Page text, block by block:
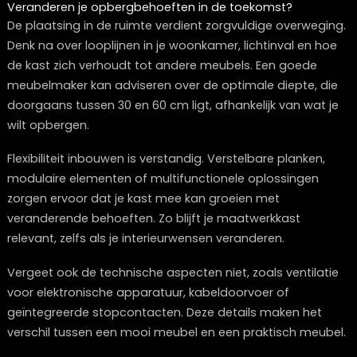
dus niet meteen het einde van de hele kast.
Deze langere levensduur maakt maatwerk niet alleen
financieel aantrekkelijk op termijn, maar is ook een
duurzamere keuze voor het milieu. Minder
meubelvervanging betekent minder afval en
grondstofverbruik.
Wat zijn de belangrijkste
bij het ontwerpen van een
Bij het ontwerpen van een maatwerkkast voor je
woonkamer is het essentieel om grondig na te
over zowel praktische als esthetische aspecten. Een
doordacht ontwerp zorgt ervoor dat je jarenlang
hebt van je investering.